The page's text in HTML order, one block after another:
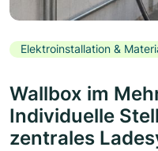
Elektroinstallation &
Wallbox im
Individuelle
zentrales